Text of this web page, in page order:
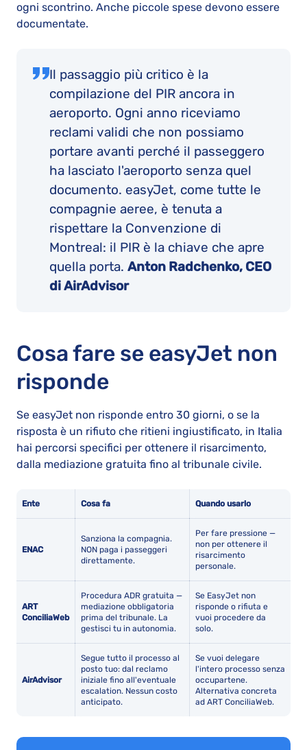
ogni scontrino. Anche piccole spese devono essere
documentate.
Il passaggio più critico è la
compilazione del PIR ancora in
aeroporto. Ogni anno riceviamo
reclami validi che non possiamo
portare avanti perché il passeggero
ha lasciato l'aeroporto senza quel
documento. easyJet, come tutte le
compagnie aeree, è tenuta a
rispettare la Convenzione di
Montreal: il PIR è la chiave che apre
quella porta. Anton Radchenko, CEO
di AirAdvisor
Cosa fare se easyJet non
risponde
Se easyJet non risponde entro 30 giorni, o se la
risposta è un rifiuto che ritieni ingiustificato, in Italia
hai percorsi specifici per ottenere il risarcimento,
dalla mediazione gratuita fino al tribunale civile.
Ente Cosa fa Quando usarlo
ENAC
Sanziona la compagnia.
NON paga i passeggeri
direttamente.
Per fare pressione —
non per ottenere il
risarcimento
personale.
ART
ConciliaWeb
Procedura ADR gratuita —
mediazione obbligatoria
prima del tribunale. La
gestisci tu in autonomia.
Se EasyJet non
risponde o rifiuta e
vuoi procedere da
solo.
AirAdvisor
Segue tutto il processo al
posto tuo: dal reclamo
iniziale fino all'eventuale
escalation. Nessun costo
anticipato.
Se vuoi delegare
l'intero processo senza
occupartene.
Alternativa concreta
ad ART ConciliaWeb.